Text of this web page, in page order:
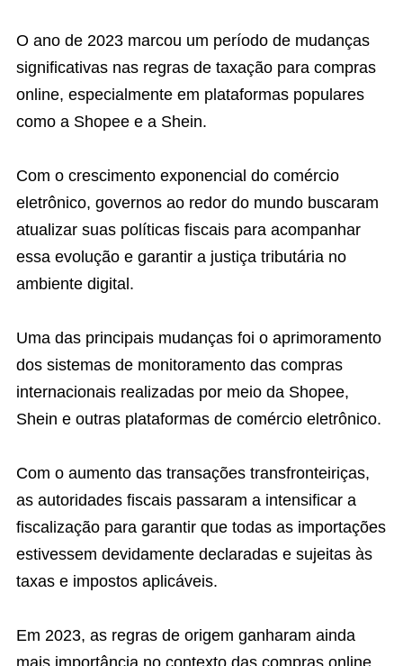
O ano de 2023 marcou um período de mudanças
significativas nas regras de taxação para compras
online, especialmente em plataformas populares
como a Shopee e a Shein.
Com o crescimento exponencial do comércio
eletrônico, governos ao redor do mundo buscaram
atualizar suas políticas fiscais para acompanhar
essa evolução e garantir a justiça tributária no
ambiente digital.
Uma das principais mudanças foi o aprimoramento
dos sistemas de monitoramento das compras
internacionais realizadas por meio da Shopee,
Shein e outras plataformas de comércio eletrônico.
Com o aumento das transações transfronteiriças,
as autoridades fiscais passaram a intensificar a
fiscalização para garantir que todas as importações
estivessem devidamente declaradas e sujeitas às
taxas e impostos aplicáveis.
Em 2023, as regras de origem ganharam ainda
mais importância no contexto das compras online.